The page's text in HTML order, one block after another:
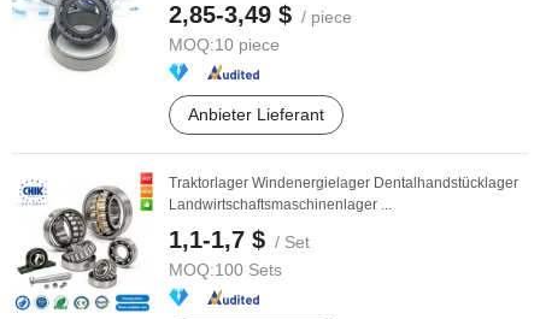
2,85-3,49 $ / piece
MOQ:10 piece
Anbieter Lieferant
Traktorlager Windenergielager Dentalhandstücklager
Landwirtschaftsmaschinenlager ...
1,1-1,7 $ / Set
MOQ:100 Sets